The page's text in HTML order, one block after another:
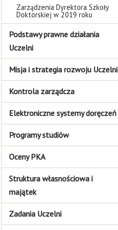
Zarządzenia Dyrektora Szkoły
Doktorskiej w 2019 roku
Podstawy prawne działania
Uczelni
Misja i strategia rozwoju Uczelni
Kontrola zarządcza
Elektroniczne systemy doręczeń
Programy studiów
Oceny PKA
Struktura własnościowa i
majątek
Zadania Uczelni